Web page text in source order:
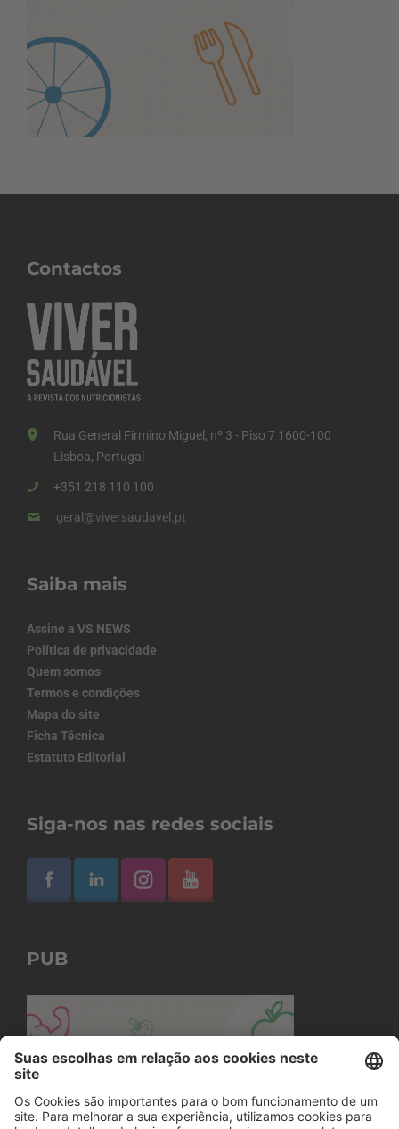
Contactos
Rua General Firmino Miguel, nº 3 - Piso 7 1600-100
Lisboa, Portugal
+351 218 110 100
geral@viversaudavel.pt
Saiba mais
Assine a VS NEWS
Política de privacidade
Quem somos
Termos e condições
Mapa do site
Ficha Técnica
Estatuto Editorial
Siga-nos nas redes sociais
PUB